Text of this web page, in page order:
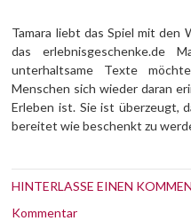
Tamara liebt das Spiel mit
das erlebnisgeschenke.de
unterhaltsame Texte
Menschen sich wieder daran
Erleben ist. Sie ist überzeugt,
bereitet wie beschenkt zu
HINTERLASSE EINEN
Kommentar